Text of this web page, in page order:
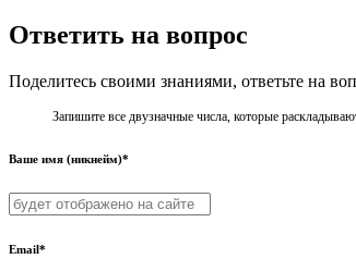
Ответить на вопрос
Поделитесь своими знаниями, ответьте на
Запишите все двузначные числа, которые
Ваше имя (никнейм)*
Email*